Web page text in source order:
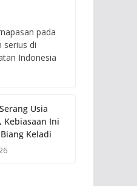
pada
serius di
Indonesia
Usia
Kebiasaan Ini
Keladi